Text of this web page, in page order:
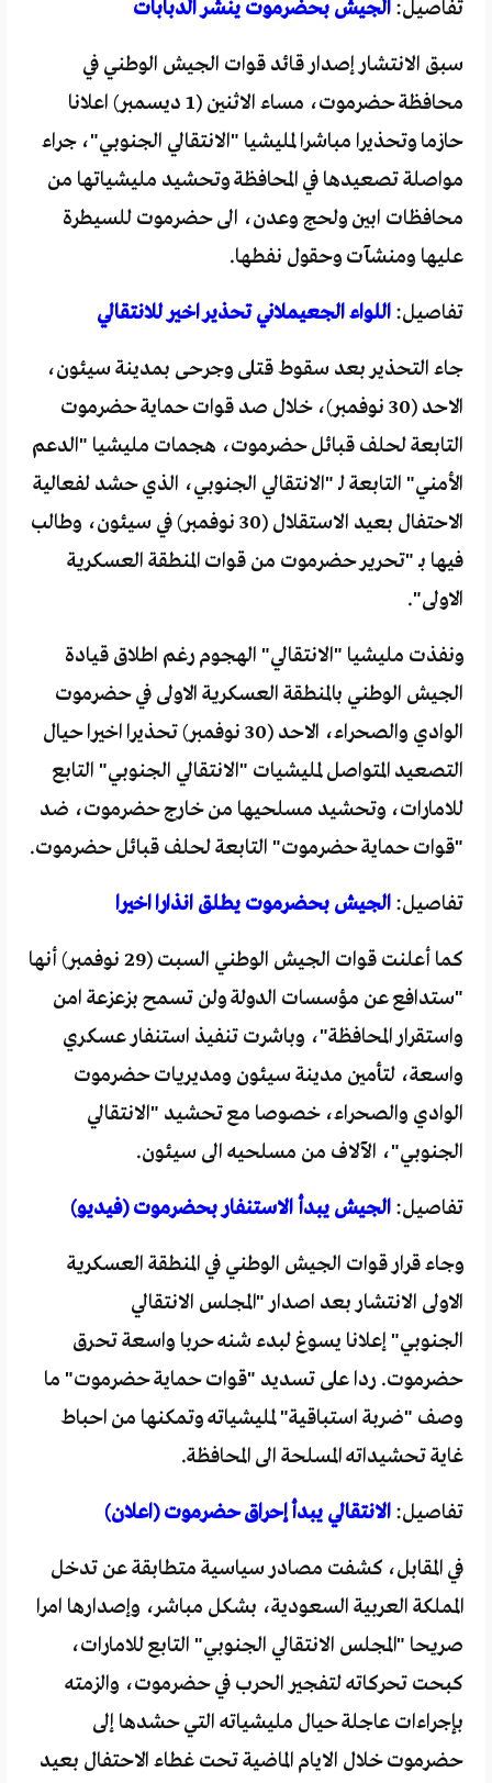
تفاصيل: الجيش بحضرموت ينشر الدبابات
سبق الانتشار إصدار قائد قوات الجيش الوطني في
محافظة حضرموت، مساء الاثنين (1 ديسمبر) اعلانا
حازما وتحذيرا مباشرا لمليشيا "الانتقالي الجنوبي"، جراء
مواصلة تصعيدها في المحافظة وتحشيد مليشياتها من
محافظات ابين ولحج وعدن، الى حضرموت للسيطرة
عليها ومنشآت وحقول نفطها.
تفاصيل: اللواء الجعيملاني تحذير اخير للانتقالي
جاء التحذير بعد سقوط قتلى وجرحى بمدينة سيئون،
الاحد (30 نوفمبر)، خلال صد قوات حماية حضرموت
التابعة لحلف قبائل حضرموت، هجمات مليشيا "الدعم
الأمني" التابعة لـ "الانتقالي الجنوبي، الذي حشد لفعالية
الاحتفال بعيد الاستقلال (30 نوفمبر) في سيئون، وطالب
فيها بـ "تحرير حضرموت من قوات المنطقة العسكرية
الاولى".
ونفذت مليشيا "الانتقالي" الهجوم رغم اطلاق قيادة
الجيش الوطني بالمنطقة العسكرية الاولى في حضرموت
الوادي والصحراء، الاحد (30 نوفمبر) تحذيرا اخيرا حيال
التصعيد المتواصل لمليشيات "الانتقالي الجنوبي" التابع
للامارات، وتحشيد مسلحيها من خارج حضرموت، ضد
"قوات حماية حضرموت" التابعة لحلف قبائل حضرموت.
تفاصيل: الجيش بحضرموت يطلق انذارا اخيرا
كما أعلنت قوات الجيش الوطني السبت (29 نوفمبر) أنها
"ستدافع عن مؤسسات الدولة ولن تسمح بزعزعة امن
واستقرار المحافظة"، وباشرت تنفيذ استنفار عسكري
واسعة، لتأمين مدينة سيئون ومديريات حضرموت
الوادي والصحراء، خصوصا مع تحشيد "الانتقالي
الجنوبي"، الآلاف من مسلحيه الى سيئون.
تفاصيل: الجيش يبدأ الاستنفار بحضرموت (فيديو)
وجاء قرار قوات الجيش الوطني في المنطقة العسكرية
الاولى الانتشار بعد اصدار "المجلس الانتقالي
الجنوبي" إعلانا يسوغ لبدء شنه حربا واسعة تحرق
حضرموت. ردا على تسديد "قوات حماية حضرموت" ما
وصف "ضربة استباقية" لمليشياته وتمكنها من احباط
غاية تحشيداته المسلحة الى المحافظة.
تفاصيل: الانتقالي يبدأ إحراق حضرموت (اعلان)
في المقابل، كشفت مصادر سياسية متطابقة عن تدخل
المملكة العربية السعودية، بشكل مباشر، وإصدارها امرا
صريحا "المجلس الانتقالي الجنوبي" التابع للامارات،
كبحت تحركاته لتفجير الحرب في حضرموت، والزمته
بإجراءات عاجلة حيال مليشياته التي حشدها إلى
حضرموت خلال الايام الماضية تحت غطاء الاحتفال بعيد